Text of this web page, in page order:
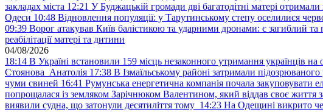
закладах міста 12:21 У Буджацькій громади дві багатодітні матері
Одеси 10:48 Відновлення популяції: у Тарутинському степу оселилися
09:39 Ворог атакував Київ балістикою та ударними дронами: є загиблий та
реабілітації матері та дитини
04/08/2026
18:14 В Україні встановили 159 місць незаконного утримання українців на
Стоянова Анатолія 17:38 В Ізмаїльському районі затримали
чуми свиней 16:41 Румунська енергетична компанія почала закуповувати
попрощалася із земляком Зарічнюком Валентином, який віддав своє життя
виявили судна, що затонули десятиліття тому 14:23 На Одещині викрито